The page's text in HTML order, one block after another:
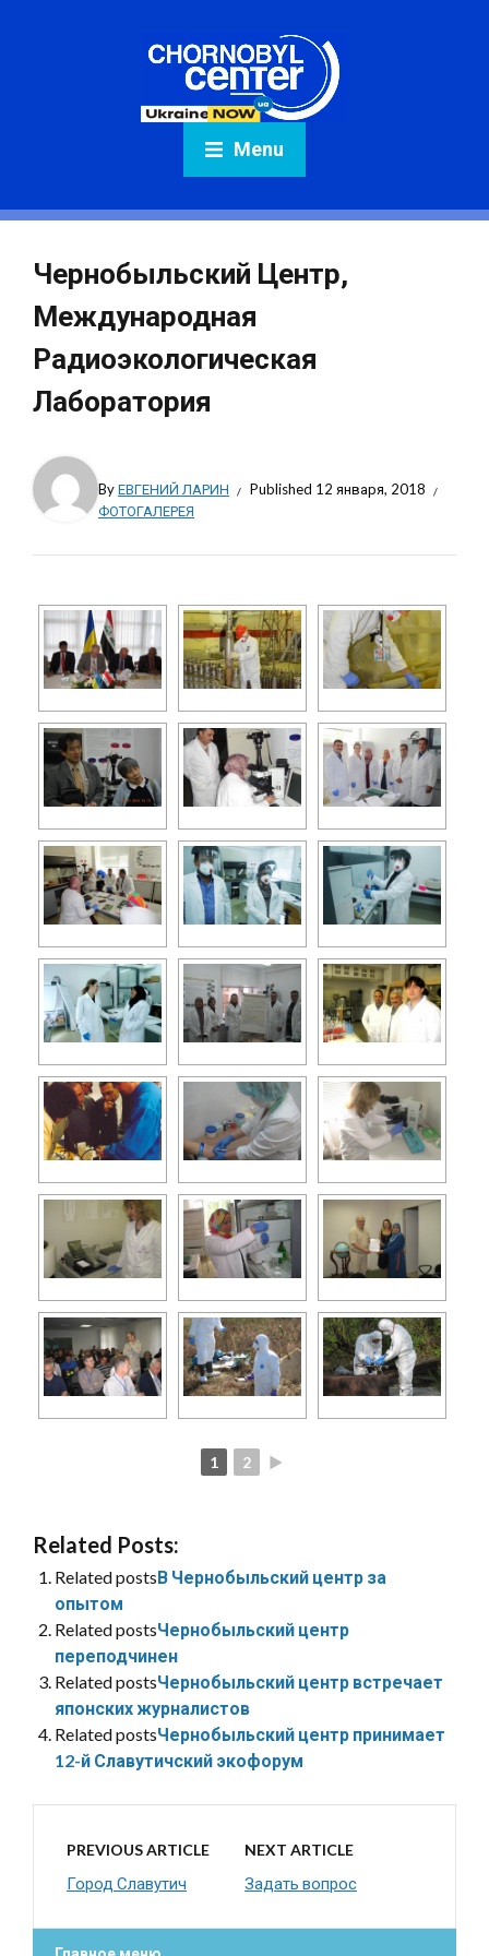
Menu
Чернобыльский Центр,
Международная
Радиоэкологическая
Лаборатория
ByЕВГЕНИЙ ЛАРИН Published 12 января, 2018
ФОТОГАЛЕРЕЯ
1 2 ►
Related Posts:
Related postsВ Чернобыльский центр за
опытом
Related postsЧернобыльский центр
переподчинен
Related postsЧернобыльский центр встречает
японских журналистов
Related postsЧернобыльский центр принимает
12-й Славутичский экофорум
PREVIOUS ARTICLE
Город Славутич
NEXT ARTICLE
Задать вопрос